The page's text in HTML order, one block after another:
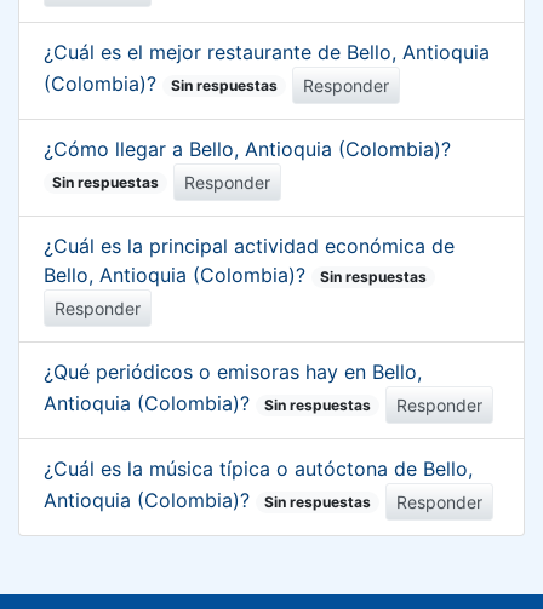
¿Cuál es el mejor restaurante de Bello, Antioquia
(Colombia)?
Sin respuestas Responder
¿Cómo llegar a Bello, Antioquia (Colombia)?
Sin respuestas Responder
¿Cuál es la principal actividad económica de
Bello, Antioquia (Colombia)?
Sin respuestas
Responder
¿Qué periódicos o emisoras hay en Bello,
Antioquia (Colombia)?
Sin respuestas Responder
¿Cuál es la música típica o autóctona de Bello,
Antioquia (Colombia)?
Sin respuestas Responder